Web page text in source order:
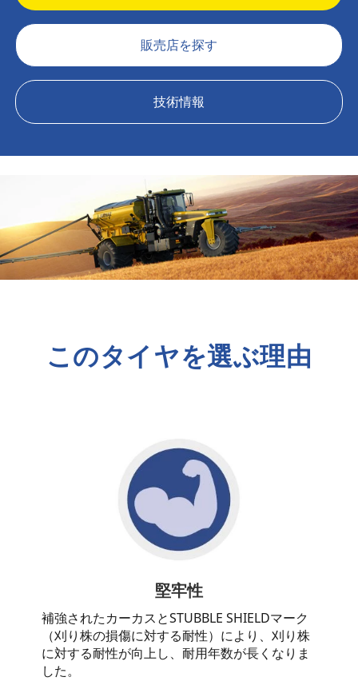
販売店を探す
技術情報
このタイヤを選ぶ理由
堅牢性
補強されたカーカスとSTUBBLE SHIELDマーク
（刈り株の損傷に対する耐性）により、刈り株
に対する耐性が向上し、耐用年数が長くなりま
した。